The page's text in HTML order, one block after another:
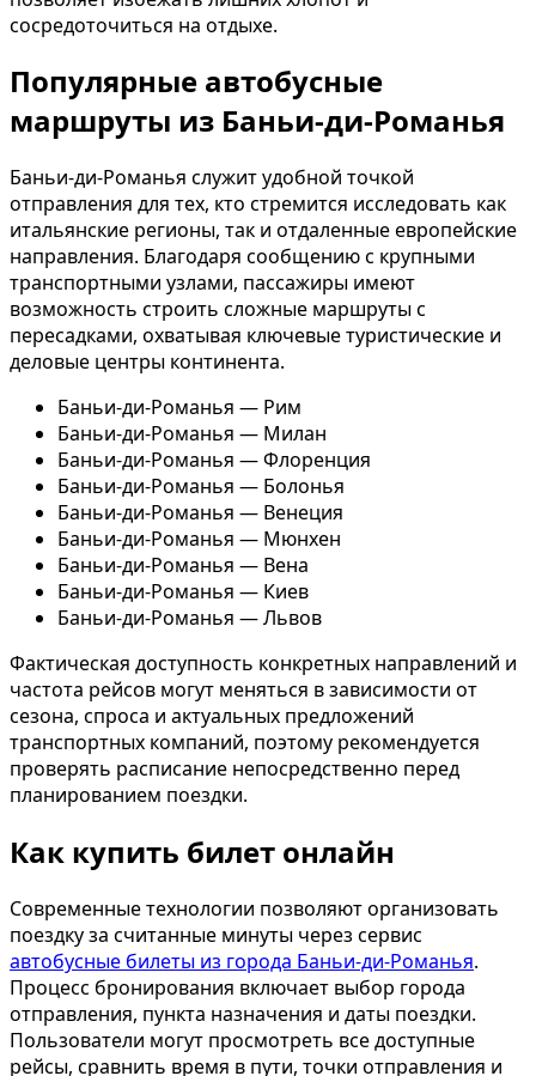
сосредоточиться на отдыхе.
Популярные автобусные
маршруты из Баньи-ди-Романья
Баньи-ди-Романья служит удобной точкой
отправления для тех, кто стремится исследовать как
итальянские регионы, так и отдаленные европейские
направления. Благодаря сообщению с крупными
транспортными узлами, пассажиры имеют
возможность строить сложные маршруты с
пересадками, охватывая ключевые туристические и
деловые центры континента.
Баньи-ди-Романья — Рим
Баньи-ди-Романья — Милан
Баньи-ди-Романья — Флоренция
Баньи-ди-Романья — Болонья
Баньи-ди-Романья — Венеция
Баньи-ди-Романья — Мюнхен
Баньи-ди-Романья — Вена
Баньи-ди-Романья — Киев
Баньи-ди-Романья — Львов
Фактическая доступность конкретных направлений и
частота рейсов могут меняться в зависимости от
сезона, спроса и актуальных предложений
транспортных компаний, поэтому рекомендуется
проверять расписание непосредственно перед
планированием поездки.
Как купить билет онлайн
Современные технологии позволяют организовать
поездку за считанные минуты через сервис
автобусные билеты из города Баньи-ди-Романья.
Процесс бронирования включает выбор города
отправления, пункта назначения и даты поездки.
Пользователи могут просмотреть все доступные
рейсы, сравнить время в пути, точки отправления и